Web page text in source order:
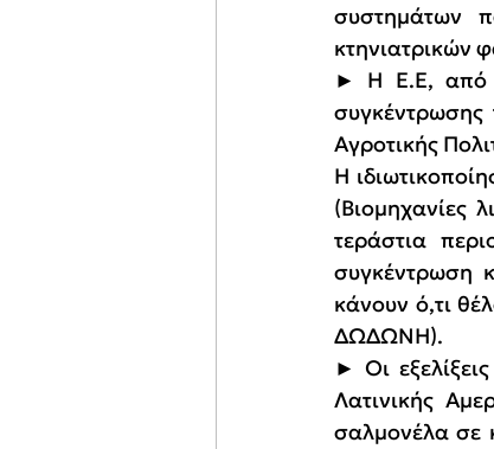
συστημάτων
κτηνιατρικών
► Η Ε.Ε, από
συγκέντρωσης
Αγροτικής
Η
(Βιομηχανίες
τεράστια
συγκέντρωση
κάνουν ό,τι
ΔΩΔΩΝΗ).
► Οι
Λατινικής
σαλμονέλα σε